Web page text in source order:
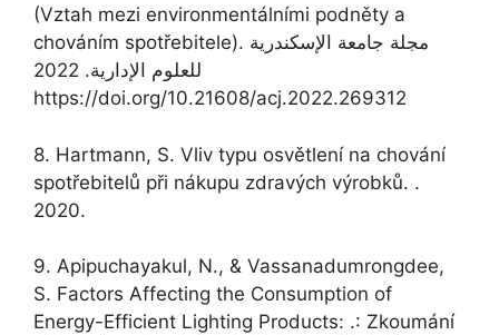
(Vztah mezi environmentálními podněty a
chováním spotřebitele). مجلة جامعة الإسکندریة
للعلوم الإداریة. 2022
https://doi.org/10.21608/acj.2022.269312
8. Hartmann, S. Vliv typu osvětlení na chování
spotřebitelů při nákupu zdravých výrobků. .
2020.
9. Apipuchayakul, N., & Vassanadumrongdee,
S. Factors Affecting the Consumption of
Energy-Efficient Lighting Products: .: Zkoumání